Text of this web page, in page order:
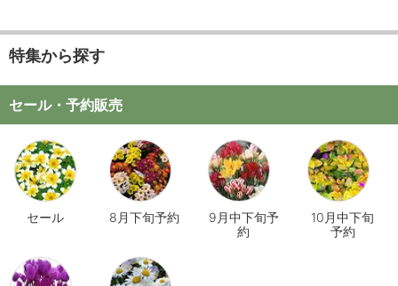
特集から探す
セール・予約販売
セール 8月下旬予約
9月中下旬予
約
10月中下旬
予約